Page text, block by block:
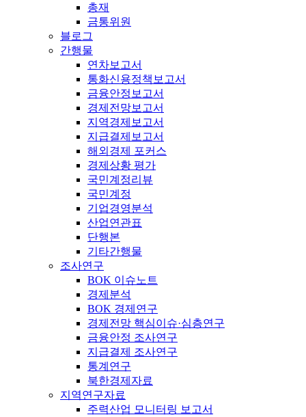
총재
금통위원
블로그
간행물
연차보고서
통화신용정책보고서
금융안정보고서
경제전망보고서
지역경제보고서
지급결제보고서
해외경제 포커스
경제상황 평가
국민계정리뷰
국민계정
기업경영분석
산업연관표
단행본
기타간행물
조사연구
BOK 이슈노트
경제분석
BOK 경제연구
경제전망 핵심이슈·심층연구
금융안정 조사연구
지급결제 조사연구
통계연구
북한경제자료
지역연구자료
주력산업 모니터링 보고서